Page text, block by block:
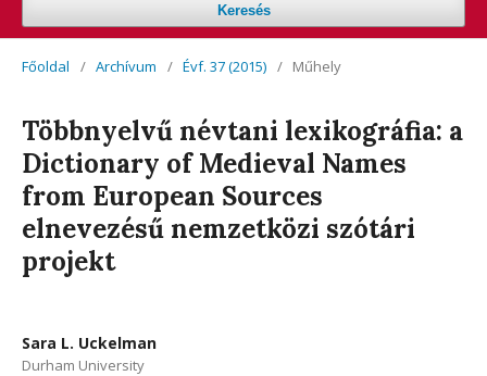
Keresés
Főoldal / Archívum / Évf. 37 (2015) / Műhely
Többnyelvű névtani lexikográfia: a
Dictionary of Medieval Names
from European Sources
elnevezésű nemzetközi szótári
projekt
Sara L. Uckelman
Durham University